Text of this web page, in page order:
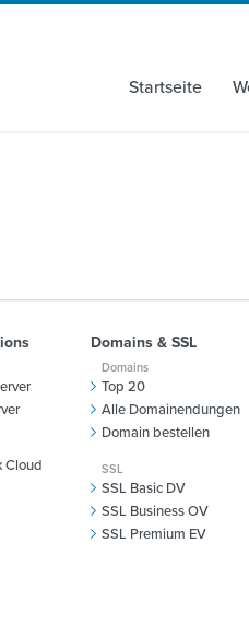
Startseite
Cloud
Domains & SSL
Domains
Top 20
Alle Domainendungen
Domain bestellen
SSL
SSL Basic DV
SSL Business OV
SSL Premium EV